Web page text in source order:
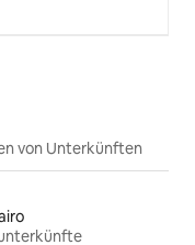
von Unterkünften